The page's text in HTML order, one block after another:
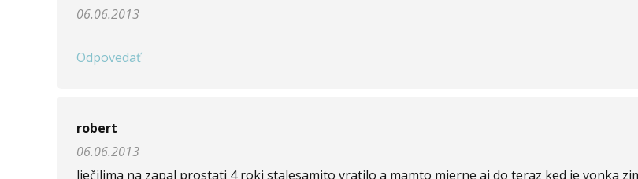
Meno (* )
06.06.2013
Odpovedať
robert
06.06.2013
liečilima na zapal prostati 4 roki stalesamito vratilo a mamto mierne aj do teraz ked je vonka